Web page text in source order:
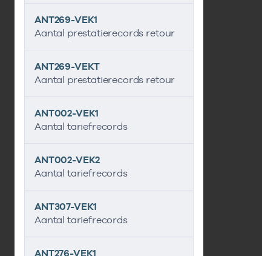
ANT269-VEK1
Aantal prestatierecords retour
ANT269-VEKT
Aantal prestatierecords retour
ANT002-VEK1
Aantal tariefrecords
ANT002-VEK2
Aantal tariefrecords
ANT307-VEK1
Aantal tariefrecords
ANT276-VEK1